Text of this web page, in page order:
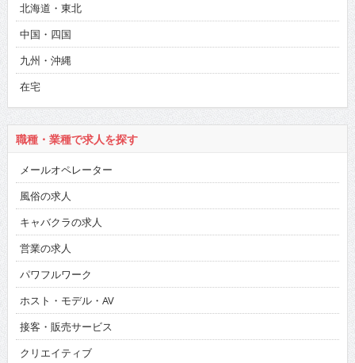
北海道・東北
中国・四国
九州・沖縄
在宅
職種・業種で求人を探す
メールオペレーター
風俗の求人
キャバクラの求人
営業の求人
パワフルワーク
ホスト・モデル・AV
接客・販売サービス
クリエイティブ